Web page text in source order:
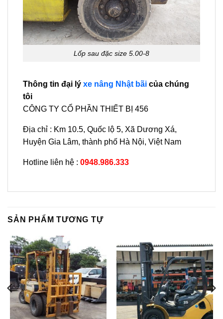
Lốp sau đặc size 5.00-8
Thông tin đại lý xe nâng Nhật bãi của chúng
tôi
CÔNG TY CỔ PHẦN THIẾT BỊ 456
Địa chỉ : Km 10.5, Quốc lộ 5, Xã Dương Xá,
Huyện Gia Lâm, thành phố Hà Nội, Việt Nam
Hotline liên hệ : 0948.986.333
SẢN PHẨM TƯƠNG TỰ